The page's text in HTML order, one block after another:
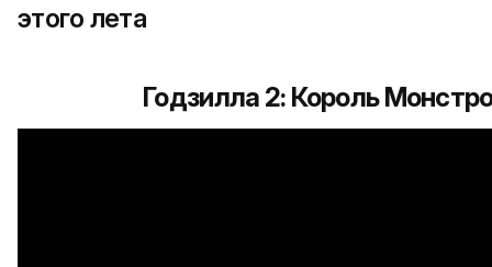
этого лета
Годзилла 2: Король